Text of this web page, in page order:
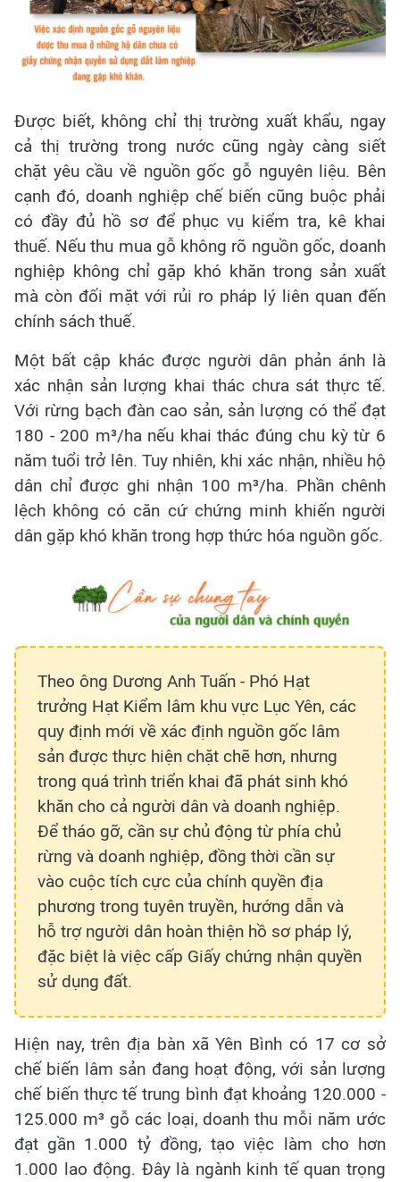
Được biết, không chỉ thị trường xuất khẩu, ngay
cả thị trường trong nước cũng ngày càng siết
chặt yêu cầu về nguồn gốc gỗ nguyên liệu. Bên
cạnh đó, doanh nghiệp chế biến cũng buộc phải
có đầy đủ hồ sơ để phục vụ kiểm tra, kê khai
thuế. Nếu thu mua gỗ không rõ nguồn gốc, doanh
nghiệp không chỉ gặp khó khăn trong sản xuất
mà còn đối mặt với rủi ro pháp lý liên quan đến
chính sách thuế.
Một bất cập khác được người dân phản ánh là
xác nhận sản lượng khai thác chưa sát thực tế.
Với rừng bạch đàn cao sản, sản lượng có thể đạt
180 - 200 m³/ha nếu khai thác đúng chu kỳ từ 6
năm tuổi trở lên. Tuy nhiên, khi xác nhận, nhiều hộ
dân chỉ được ghi nhận 100 m³/ha. Phần chênh
lệch không có căn cứ chứng minh khiến người
dân gặp khó khăn trong hợp thức hóa nguồn gốc.
Theo ông Dương Anh Tuấn - Phó Hạt
trưởng Hạt Kiểm lâm khu vực Lục Yên, các
quy định mới về xác định nguồn gốc lâm
sản được thực hiện chặt chẽ hơn, nhưng
trong quá trình triển khai đã phát sinh khó
khăn cho cả người dân và doanh nghiệp.
Để tháo gỡ, cần sự chủ động từ phía chủ
rừng và doanh nghiệp, đồng thời cần sự
vào cuộc tích cực của chính quyền địa
phương trong tuyên truyền, hướng dẫn và
hỗ trợ người dân hoàn thiện hồ sơ pháp lý,
đặc biệt là việc cấp Giấy chứng nhận quyền
sử dụng đất.
Hiện nay, trên địa bàn xã Yên Bình có 17 cơ sở
chế biến lâm sản đang hoạt động, với sản lượng
chế biến thực tế trung bình đạt khoảng 120.000 -
125.000 m³ gỗ các loại, doanh thu mỗi năm ước
đạt gần 1.000 tỷ đồng, tạo việc làm cho hơn
1.000 lao động. Đây là ngành kinh tế quan trọng